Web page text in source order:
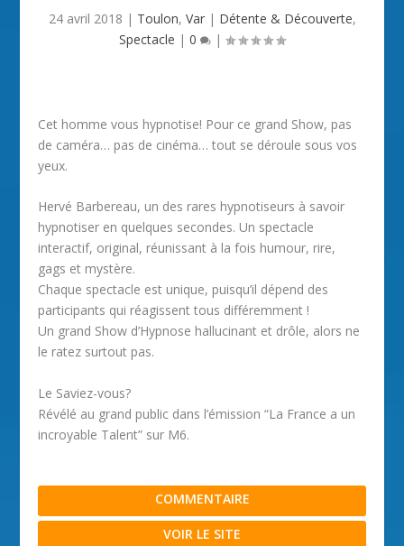
24 avril 2018 | Toulon, Var| Détente & Découverte,
Spectacle | 0 |
Cet homme vous hypnotise! Pour ce grand Show, pas
de caméra… pas de cinéma… tout se déroule sous vos
yeux.
Hervé Barbereau, un des rares hypnotiseurs à savoir
hypnotiser en quelques secondes. Un spectacle
interactif, original, réunissant à la fois humour, rire,
gags et mystère.
Chaque spectacle est unique, puisqu’il dépend des
participants qui réagissent tous différemment !
Un grand Show d’Hypnose hallucinant et drôle, alors ne
le ratez surtout pas.
Le Saviez-vous?
Révélé au grand public dans l’émission “La France a un
incroyable Talent” sur M6.
COMMENTAIRE
VOIR LE SITE